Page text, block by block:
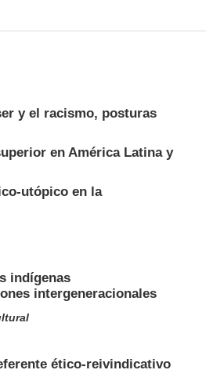
y el racismo, posturas
en América Latina y
utópico en la
indígenas
intergeneracionales
ético-reivindicativo